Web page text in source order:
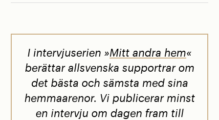
I intervjuserien »Mitt andra hem«
berättar allsvenska supportrar om
det bästa och sämsta med sina
hemmaarenor. Vi publicerar minst
en intervju om dagen fram till